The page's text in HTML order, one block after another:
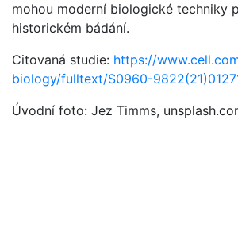
mohou moderní biologické techniky
historickém bádání.
Citovaná studie: https://
biology/fulltext/S0960-
Úvodní foto: Jez Timms,